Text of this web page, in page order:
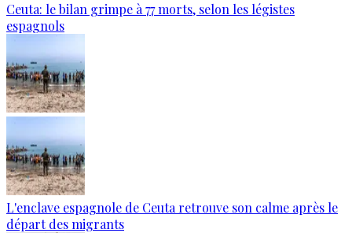
Ceuta: le bilan grimpe à 77 morts, selon les légistes
espagnols
L'enclave espagnole de Ceuta retrouve son calme après le
départ des migrants